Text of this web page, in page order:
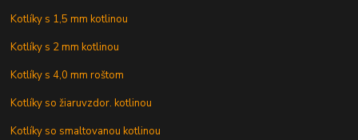
Kotlíky s 1,5 mm kotlinou
Kotlíky s 2 mm kotlinou
Kotlíky s 4,0 mm roštom
Kotlíky so žiaruvzdor. kotlinou
Kotlíky so smaltovanou kotlinou